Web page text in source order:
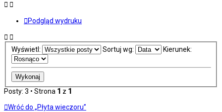
Podgląd wydruku
Wyświetl: Sortuj wg: Kierunek:
Posty: 3 • Strona 1 z 1
Wróć do „Płyta wieczoru”